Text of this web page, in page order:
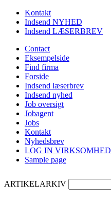
Kontakt
Indsend NYHED
Indsend LÆSERBREV
Contact
Eksempelside
Find firma
Forside
Indsend læserbrev
Indsend nyhed
Job oversigt
Jobagent
Jobs
Kontakt
Nyhedsbrev
LOG IN VIRKSOMHED
Sample page
ARTIKELARKIV